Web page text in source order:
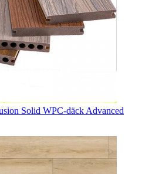
Solid WPC-däck Advanced